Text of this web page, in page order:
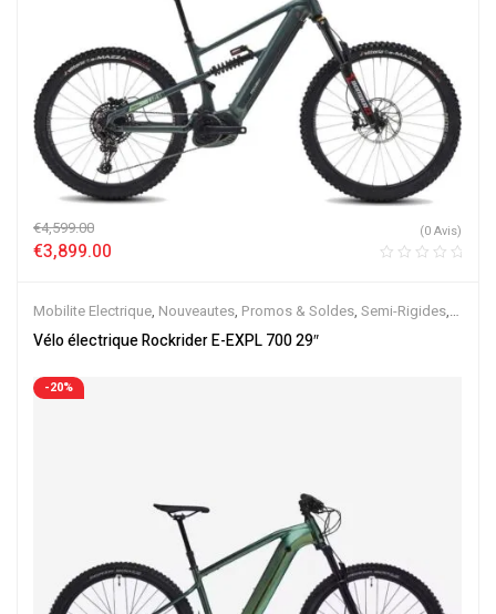
€4,599.00
€3,899.00
(0 Avis)
Mobilite Electrique, Nouveautes, Promos & Soldes, Semi-Rigides,
Vélo électrique ville,Velos Electriques,VTT Électriques
Vélo électrique Rockrider E-EXPL 700 29″
-20%